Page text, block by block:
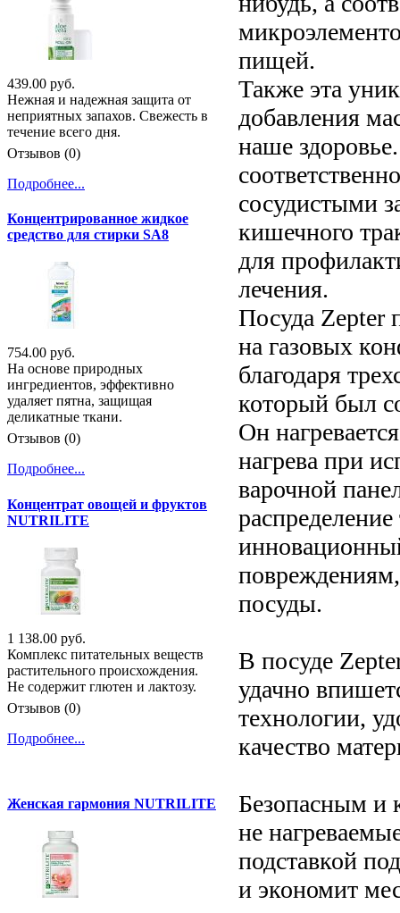
пищей.
Также эта
добавления
наше
сосудистыми
кишечного
для
лечения.
Посуда Zepter
на газовых
благодаря
который был
Он
нагрева при
варочной
посуды.
В посуде
удачно
технологии,
качество
Безопасным и
не
подставкой
и экономит
439.00 руб.
Нежная и надежная защита от
неприятных запахов. Свежесть в
течение всего дня.
Отзывов (0)
Подробнее...
Концентрированное жидкое
средство для стирки SA8
754.00 руб.
На основе природных
ингредиентов, эффективно
удаляет пятна, защищая
деликатные ткани.
Отзывов (0)
Подробнее...
Концентрат овощей и фруктов
NUTRILITE
1 138.00 руб.
Комплекс питательных веществ
растительного происхождения.
Не содержит глютен и лактозу.
Отзывов (0)
Подробнее...
Женская гармония NUTRILITE